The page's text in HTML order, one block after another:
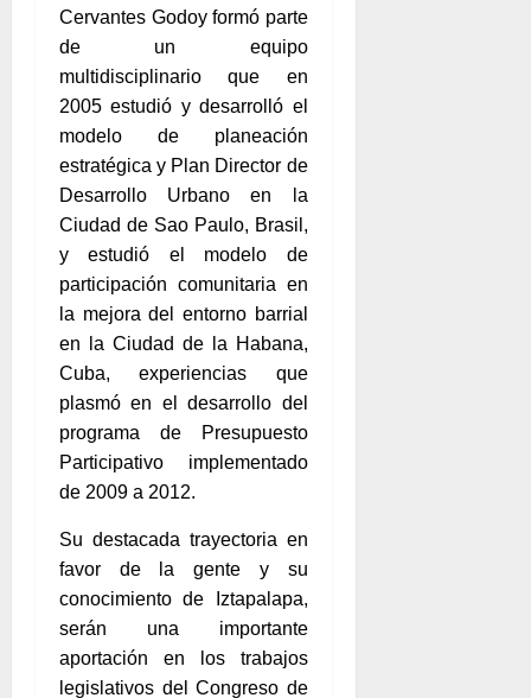
Cervantes Godoy formó parte
de un equipo
multidisciplinario que en
2005 estudió y desarrolló el
modelo de planeación
estratégica y Plan Director de
Desarrollo Urbano en la
Ciudad de Sao Paulo, Brasil,
y estudió el modelo de
participación comunitaria en
la mejora del entorno barrial
en la Ciudad de la Habana,
Cuba, experiencias que
plasmó en el desarrollo del
programa de Presupuesto
Participativo implementado
de 2009 a 2012.
Su destacada trayectoria en
favor de la gente y su
conocimiento de Iztapalapa,
serán una importante
aportación en los trabajos
legislativos del Congreso de